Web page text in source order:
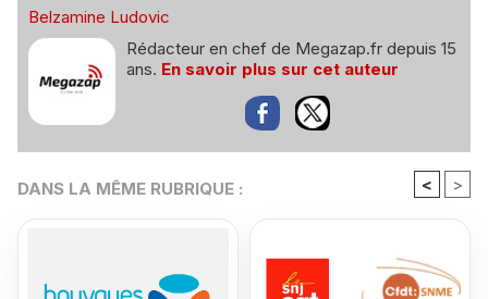
Belzamine Ludovic
Rédacteur en chef de Megazap.fr depuis 15
ans. En savoir plus sur cet auteur
DANS LA MÊME RUBRIQUE : < >